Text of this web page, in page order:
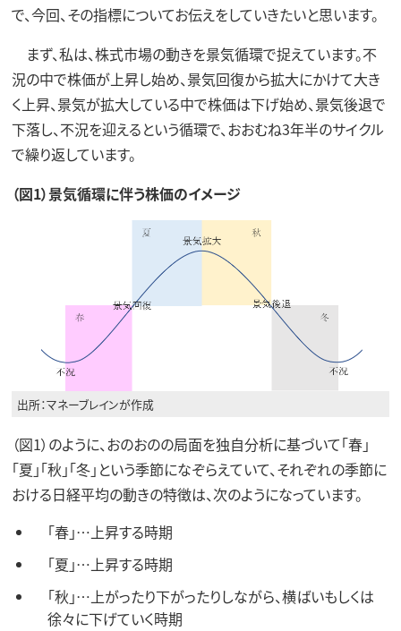
で、今回、その指標についてお伝えをしていきたいと思います。
まず、私は、株式市場の動きを景気循環で捉えています。不
況の中で株価が上昇し始め、景気回復から拡大にかけて大き
く上昇、景気が拡大している中で株価は下げ始め、景気後退で
下落し、不況を迎えるという循環で、おおむね3年半のサイクル
で繰り返しています。
（図1）景気循環に伴う株価のイメージ
出所：マネーブレインが作成
（図1）のように、おのおのの局面を独自分析に基づいて「春」
「夏」「秋」「冬」という季節になぞらえていて、それぞれの季節に
おける日経平均の動きの特徴は、次のようになっています。
「春」…上昇する時期
「夏」…上昇する時期
「秋」…上がったり下がったりしながら、横ばいもしくは
徐々に下げていく時期